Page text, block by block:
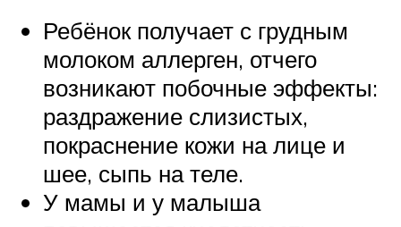
Ребёнок получает с грудным
молоком аллерген, отчего
возникают побочные эффекты:
раздражение слизистых,
покраснение кожи на лице и
шее, сыпь на теле.
У мамы и у малыша